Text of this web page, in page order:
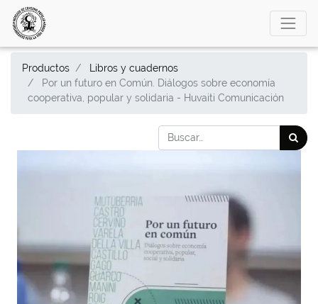
Productos
Libros y cuadernos
Por un futuro en Común. Diálogos sobre economía
cooperativa, popular y solidaria - Huvaiti Comunicación